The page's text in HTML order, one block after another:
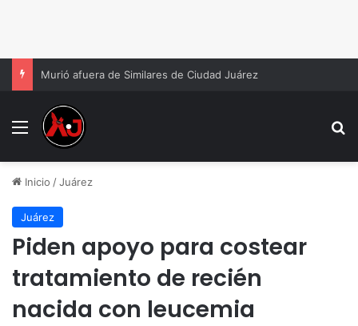
Murió afuera de Similares de Ciudad Juárez
Menu
Inicio /Juárez
Juárez
Piden apoyo para costear
tratamiento de recién
nacida con leucemia